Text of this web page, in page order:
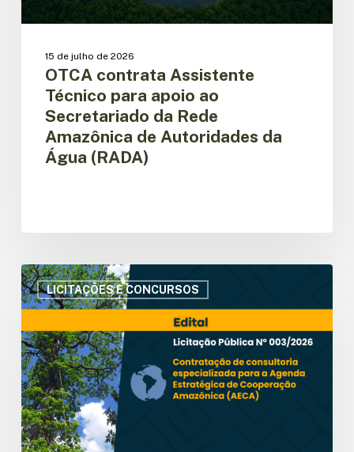
Água
(RADA)
15 de julho de 2026
OTCA contrata Assistente
Técnico para apoio ao
Secretariado da Rede
Amazônica de Autoridades da
Água (RADA)
LICITAÇÕES E CONCURSOS
Contratação
de
consultoria
para
a
Agenda
Estratégica
de
Cooperação
Amazônica